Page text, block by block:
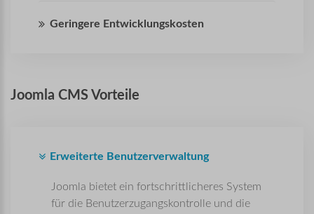
Geringere Entwicklungskosten
Joomla CMS Vorteile
Erweiterte Benutzerverwaltung
Joomla bietet ein fortschrittlicheres System
für die Benutzerzugangskontrolle und die